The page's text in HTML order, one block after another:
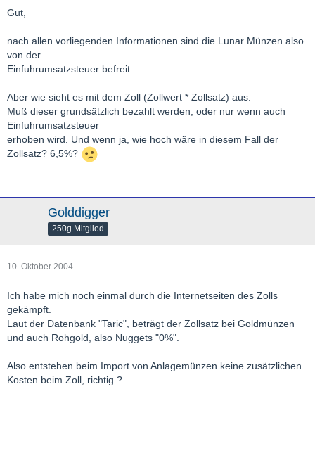
Gut,
nach allen vorliegenden Informationen sind die Lunar Münzen also
von der
Einfuhrumsatzsteuer befreit.
Aber wie sieht es mit dem Zoll (Zollwert * Zollsatz) aus.
Muß dieser grundsätzlich bezahlt werden, oder nur wenn auch
Einfuhrumsatzsteuer
erhoben wird. Und wenn ja, wie hoch wäre in diesem Fall der
Zollsatz? 6,5%?
Golddigger
250g Mitglied
10. Oktober 2004
Ich habe mich noch einmal durch die Internetseiten des Zolls
gekämpft.
Laut der Datenbank "Taric", beträgt der Zollsatz bei Goldmünzen
und auch Rohgold, also Nuggets "0%".
Also entstehen beim Import von Anlagemünzen keine zusätzlichen
Kosten beim Zoll, richtig ?